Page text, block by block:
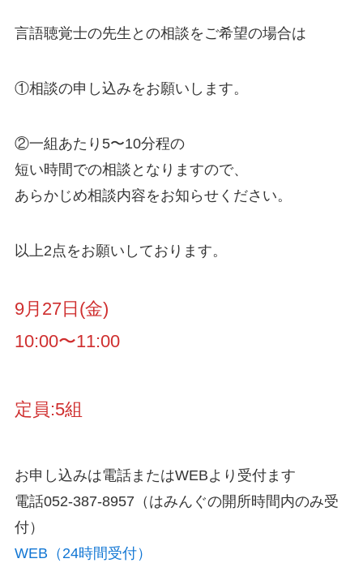
言語聴覚士の先生との相談をご希望の場合は
①相談の申し込みをお願いします。
②一組あたり5〜10分程の
短い時間での相談となりますので、
あらかじめ相談内容をお知らせください。
以上2点をお願いしております。
9月27日(金)
10:00〜11:00
定員:5組
お申し込みは電話またはWEBより受付ます
電話052-387-8957（はみんぐの開所時間内のみ受
付）
WEB（24時間受付）